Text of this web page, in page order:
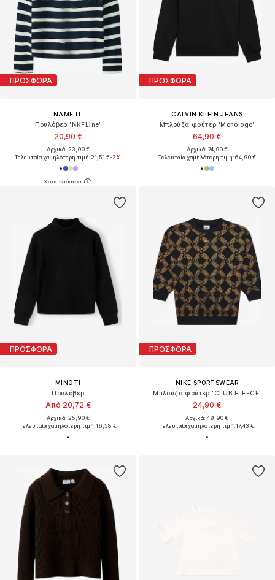
ΠΡΟΣΦΟΡΑ
NAME IT
Πουλόβερ 'NKFLine'
20,90 €
Αρχικά: 23,90 €
Τελευταία χαμηλότερη τιμή:21,51 €-2%
ΠΡΟΣΦΟΡΑ
CALVIN KLEIN JEANS
Μπλούζα φούτερ 'Monologo'
64,90 €
Αρχικά: 74,90 €
Τελευταία χαμηλότερη τιμή:64,90 €
ΠΡΟΣΦΟΡΑ
MINOTI
Πουλόβερ
Από 20,72 €
Αρχικά: 25,90 €
Τελευταία χαμηλότερη τιμή:16,58 €
ΠΡΟΣΦΟΡΑ
NIKE SPORTSWEAR
Μπλούζα φούτερ 'CLUB FLEECE'
24,90 €
Αρχικά: 49,90 €
Τελευταία χαμηλότερη τιμή:17,43 €